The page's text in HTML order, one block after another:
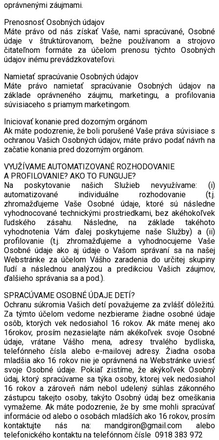
oprávnenými záujmami.
Prenosnosť Osobných údajov
Máte právo od nás získať Vaše, nami spracúvané, Osobné
údaje v štruktúrovanom, bežne používanom a strojovo
čitateľnom formáte za účelom prenosu týchto Osobných
údajov inému prevádzkovateľovi.
Namietať spracúvanie Osobných údajov
Máte právo namietať spracúvanie Osobných údajov na
základe oprávneného záujmu, marketingu, a profilovania
súvisiaceho s priamym marketingom.
Iniciovať konanie pred dozorným orgánom
Ak máte podozrenie, že boli porušené Vaše práva súvisiace s
ochranou Vašich Osobných údajov, máte právo podať návrh na
začatie konania pred dozorným orgánom.
VYUŽÍVAME AUTOMATIZOVANÉ ROZHODOVANIE
A PROFILOVANIE? AKO TO FUNGUJE?
Na poskytovanie našich Služieb nevyužívame: (i)
automatizované individuálne rozhodovanie (t.j.
zhromažďujeme Vaše Osobné údaje, ktoré sú následne
vyhodnocované technickými prostriedkami, bez akéhokoľvek
ľudského zásahu. Následne, na základe takéhoto
vyhodnotenia Vám ďalej poskytujeme naše Služby) a (ii)
profilovanie (t.j. zhromažďujeme a vyhodnocujeme Vaše
Osobné údaje ako aj údaje o Vašom správaní sa na našej
Webstránke za účelom Vášho zaradenia do určitej skupiny
ľudí a následnou analýzou a predikciou Vašich záujmov,
ďalšieho správania sa a pod.).
SPRACÚVAME OSOBNÉ ÚDAJE DETÍ?
Ochranu súkromia Vašich detí považujeme za zvlášť dôležitú.
Za týmto účelom vedome nezbierame žiadne osobné údaje
osôb, ktorých vek nedosiahol 16 rokov. Ak máte menej ako
16rokov, prosím nezasielajte nám akékoľvek svoje Osobné
údaje, vrátane Vášho mena, adresy trvalého bydliska,
telefónneho čísla alebo e-mailovej adresy. Žiadna osoba
mladšia ako 16 rokov nie je oprávnená na Webstránke uviesť
svoje Osobné údaje. Pokiaľ zistíme, že akýkoľvek Osobný
údaj, ktorý spracúvame sa týka osoby, ktorej vek nedosiahol
16 rokov a zároveň nám nebol udelený súhlas zákonného
zástupcu takejto osoby, takýto Osobný údaj bez omeškania
vymažeme. Ak máte podozrenie, že by sme mohli spracúvať
informácie od alebo o osobách mladších ako 16 rokov, prosím
kontaktujte nás na: mandgiron@gmail.com alebo
telefonického kontaktu na telefónnom čísle 0918 383 972